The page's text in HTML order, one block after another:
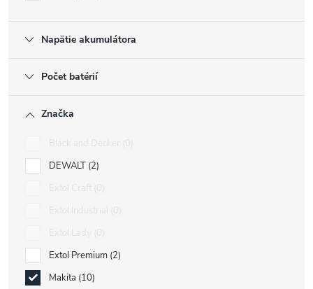
Napätie akumulátora
Počet batérií
Značka
DEWALT 2
Extol Premium 2
Makita 10